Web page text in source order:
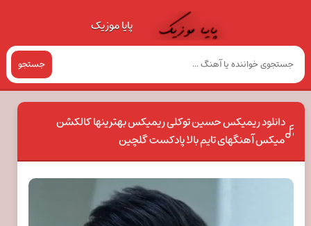
پایا موزیک
جستجو
دانلود ریمیکس حسین توکلی ریمیکس بهترینها کالکشن
میکس آهنگهای تایم بالا پادکست گلچین